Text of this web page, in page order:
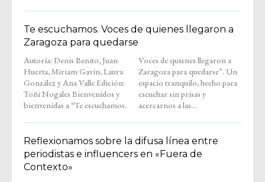
Te escuchamos. Voces de quienes llegaron a
Zaragoza para quedarse
Autoría: Denis Benito, Juan
Huerta, Miriam Gavín, Laura
González y Ana Valle Edición:
Toñi Nogales Bienvenidos y
bienvenidas a “Te escuchamos.
Voces de quienes llegaron a
Zaragoza para quedarse”. Un
espacio tranquilo, hecho para
escuchar sin prisas y
acercarnos a las...
Reflexionamos sobre la difusa línea entre
periodistas e influencers en «Fuera de
Contexto»